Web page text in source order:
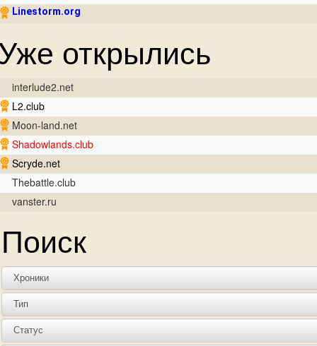
Linestorm.org
открылись
interlude2.net
L2.club
Moon-land.net
Shadowlands.club
Scryde.net
Thebattle.club
vanster.ru
Поиск